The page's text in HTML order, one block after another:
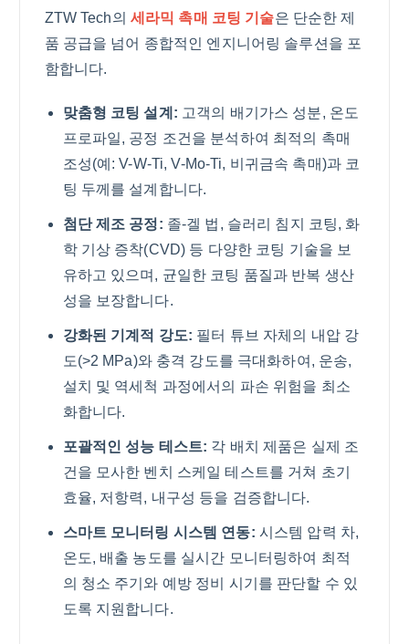
ZTW Tech의 세라믹 촉매 코팅 기술은 단순한 제
품 공급을 넘어 종합적인 엔지니어링 솔루션을 포
함합니다.
맞춤형 코팅 설계: 고객의 배기가스 성분, 온도
프로파일, 공정 조건을 분석하여 최적의 촉매
조성(예: V-W-Ti, V-Mo-Ti, 비귀금속 촉매)과 코
팅 두께를 설계합니다.
첨단 제조 공정: 졸-겔 법, 슬러리 침지 코팅, 화
학 기상 증착(CVD) 등 다양한 코팅 기술을 보
유하고 있으며, 균일한 코팅 품질과 반복 생산
성을 보장합니다.
강화된 기계적 강도: 필터 튜브 자체의 내압 강
도(>2 MPa)와 충격 강도를 극대화하여, 운송,
설치 및 역세척 과정에서의 파손 위험을 최소
화합니다.
포괄적인 성능 테스트: 각 배치 제품은 실제 조
건을 모사한 벤치 스케일 테스트를 거쳐 초기
효율, 저항력, 내구성 등을 검증합니다.
스마트 모니터링 시스템 연동: 시스템 압력 차,
온도, 배출 농도를 실시간 모니터링하여 최적
의 청소 주기와 예방 정비 시기를 판단할 수 있
도록 지원합니다.